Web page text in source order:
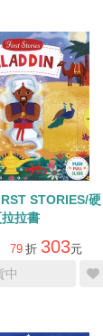
STORIES/硬
拉書
79 折 303元
中